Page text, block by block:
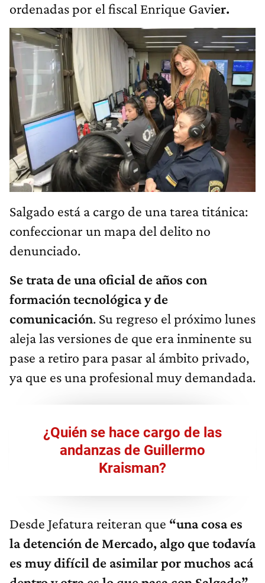
ordenadas por el fiscal Enrique Gavier.
Salgado está a cargo de una tarea titánica:
confeccionar un mapa del delito no
denunciado.
Se trata de una oficial de años con
formación tecnológica y de
comunicación. Su regreso el próximo lunes
aleja las versiones de que era inminente su
pase a retiro para pasar al ámbito privado,
ya que es una profesional muy demandada.
¿Quién se hace cargo de las
andanzas de Guillermo
Kraisman?
Desde Jefatura reiteran que “una cosa es
la detención de Mercado, algo que todavía
es muy difícil de asimilar por muchos acá